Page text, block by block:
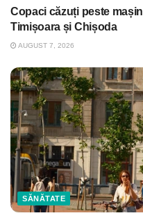
Copaci căzuți peste
Timișoara și Chișoda
AUGUST 7, 2026
SĂNĂTATE